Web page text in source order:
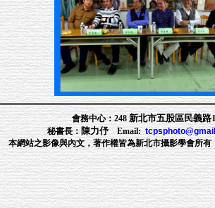
會務中心：248 新北市五股區民義路
秘書長： 陳力伃Email:
本網站之影像與內文，著作權皆為新北市攝影學會所